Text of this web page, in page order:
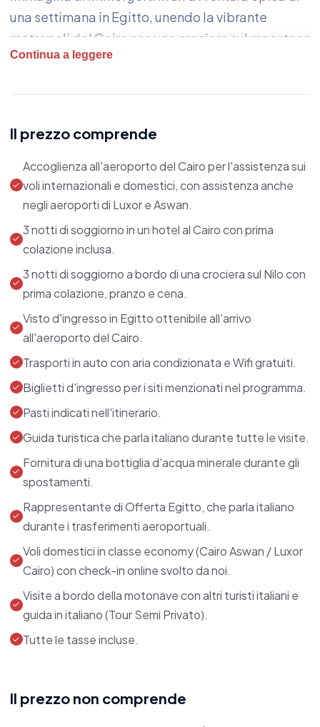
una settimana in Egitto, unendo la vibrante
metropoli del Cairo con una crociera sul maestoso
fiume Nilo. Esplora le antiche meraviglie delle
Khan El Khalili. Dopo il volo per Aswan, ti
imbarcherai in una crociera sul Nilo, navigando
verso il cuore dell'Antico Egitto e partecipando a
emozionanti escursioni ad Aswan, Abu Simbel,
Kom Ombo e Edfu.
Nota Bene:
Scegliere il Mar Rosso come destinazione
aggiuntiva, con opzioni a Marsa Alam,
Hurghada o Sharm El Sheikh.
Personalizzare l'itinerario in base alle tue
esigenze individuali.
Aggiungere notti extra a Cairo, durante la
crociera o presso località marine, a tua
discrezione.
Creare un viaggio su misura, adattando il
programma alle tue esigenze,
indipendentemente dalla data di partenza. Ti
preghiamo di informare il tuo consulente se hai
altre date disponibili per la partenza.
Durante i periodi di Ferragosto, Natale,
gruppi italiani con guide professionali di lingua
Continua a leggere
Il prezzo comprende
Accoglienza all'aeroporto del Cairo per l'assistenza sui
voli internazionali e domestici, con assistenza anche
negli aeroporti di Luxor e Aswan.
3 notti di soggiorno in un hotel al Cairo con prima
colazione inclusa.
3 notti di soggiorno a bordo di una crociera sul Nilo con
prima colazione, pranzo e cena.
Visto d'ingresso in Egitto ottenibile all'arrivo
all'aeroporto del Cairo.
Trasporti in auto con aria condizionata e Wifi gratuiti.
Biglietti d'ingresso per i siti menzionati nel programma.
Pasti indicati nell'itinerario.
Guida turistica che parla italiano durante tutte le visite.
Fornitura di una bottiglia d'acqua minerale durante gli
spostamenti.
Rappresentante di Offerta Egitto, che parla italiano
durante i trasferimenti aeroportuali.
Voli domestici in classe economy (Cairo Aswan / Luxor
Cairo) con check-in online svolto da noi.
Visite a bordo della motonave con altri turisti italiani e
guida in italiano (Tour Semi Privato).
Tutte le tasse incluse.
Il prezzo non comprende